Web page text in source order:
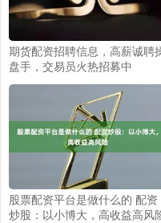
期货配资招聘信息，高薪诚聘
盘手，交易员火热招募中
股票配资平台是做什么的 配资
炒股：以小博大，高收益高风